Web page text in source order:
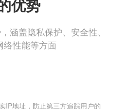
优势
涵盖隐私保护、安全性、
络性能等方面
IP地址，防止第三方追踪用户的